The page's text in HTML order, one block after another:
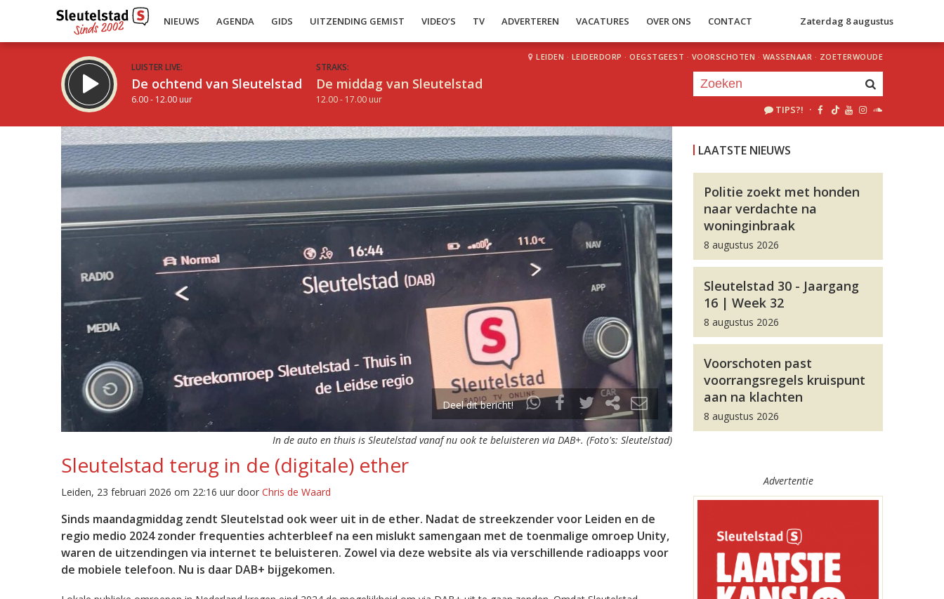
NIEUWS AGENDA GIDS UITZENDING GEMIST VIDEO’S TV ADVERTEREN VACATURES OVER ONS CONTACT Zaterdag 8 augustus
LUISTER LIVE:
De ochtend van Sleutelstad
6.00 - 12.00 uur
STRAKS:
De middag van Sleutelstad
12.00 - 17.00 uur
LEIDEN · LEIDERDORP · OEGSTGEEST · VOORSCHOTEN · WASSENAAR · ZOETERWOUDE
TIPS?! ·
Deel dit bericht!
In de auto en thuis is Sleutelstad vanaf nu ook te beluisteren via DAB+. (Foto's: Sleutelstad)
Sleutelstad terug in de (digitale) ether
Leiden, 23 februari 2026 om 22:16 uur door Chris de Waard
Sinds maandagmiddag zendt Sleutelstad ook weer uit in de ether. Nadat de streekzender voor Leiden en de
regio medio 2024 zonder frequenties achterbleef na een mislukt samengaan met de toenmalige omroep Unity,
waren de uitzendingen via internet te beluisteren. Zowel via deze website als via verschillende radioapps voor
de mobiele telefoon. Nu is daar DAB+ bijgekomen.
LAATSTE NIEUWS
Politie zoekt met honden
naar verdachte na
woninginbraak
8 augustus 2026
Sleutelstad 30 - Jaargang
16 | Week 32
8 augustus 2026
Voorschoten past
voorrangsregels kruispunt
aan na klachten
8 augustus 2026
Advertentie